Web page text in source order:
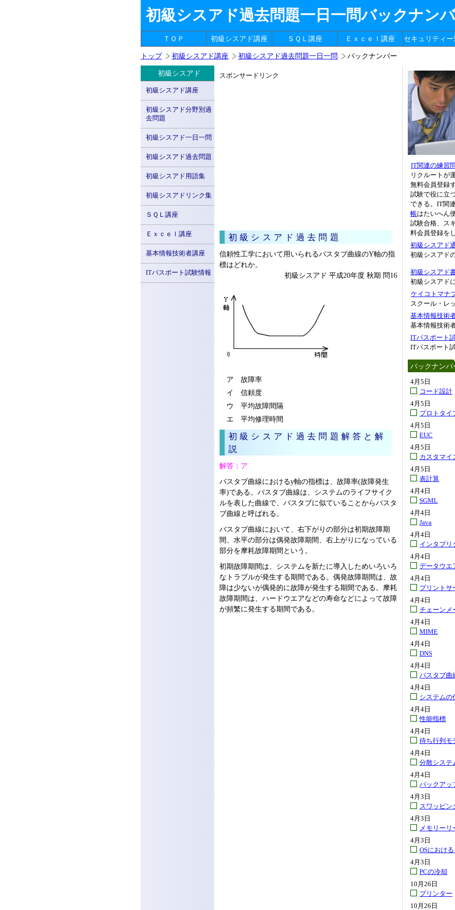
初級シスアド過去問題一日一問バックナン
ＴＯＰ 初級シスアド講座 ＳＱＬ講座 Ｅｘｃｅｌ講座 セキュリティ
トップ 初級シスアド講座 初級シスアド過去問題一日一問 バックナンバー
スポンサードリンク
初級シスアド過去問題
信頼性工学において用いられるバスタブ曲線のY軸の指
標はどれか。
初級シスアド 平成20年度 秋期 問16
ア 故障率
イ 信頼度
ウ 平均故障間隔
エ 平均修理時間
初級シスアド過去問題解答と解
説
解答：ア
バスタブ曲線におけるy軸の指標は、故障率(故障発生
率)である。バスタブ曲線は、システムのライフサイク
ルを表した曲線で、バスタブに似ていることからバスタ
ブ曲線と呼ばれる。
バスタブ曲線において、右下がりの部分は初期故障期
間、水平の部分は偶発故障期間、右上がりになっている
部分を摩耗故障期間という。
初期故障期間は、システムを新たに導入しためいろいろ
なトラブルが発生する期間である。偶発故障期間は、故
障は少ないが偶発的に故障が発生する期間である。摩耗
故障期間は、ハードウエアなどの寿命などによって故障
が頻繁に発生する期間である。
IT関連の練習
リクルートが
無料会員登録
試験で役に立
できる。IT関
帳はたいへん
試験合格、ス
料会員登録を
初級シスアド
初級シスアド
初級シスアド
初級シスアド
ケイコトマナ
スクール・レ
基本情報技術
基本情報技術
ITパスポート
ITパスポート
バックナンバ
4月5日
コード設計
4月5日
プロトタイ
4月5日
EUC
4月5日
カスタマイ
4月5日
表計算
4月4日
SGML
4月4日
Java
4月4日
インタプリ
4月4日
データウエ
4月4日
プリントサ
4月4日
チェーンメ
4月4日
MIME
4月4日
DNS
4月4日
バスタブ曲
4月4日
システムの
4月4日
性能指標
4月4日
待ち行列モ
4月4日
分散システ
4月4日
バックアッ
4月3日
スワッピン
4月3日
メモリーリ
4月3日
OSにおけ
4月3日
PCの冷却
10月26日
プリンター
10月26日
初級シスアド
初級シスアド講座
初級シスアド分野別過
去問題
初級シスアド一日一問
初級シスアド過去問題
初級シスアド用語集
初級シスアドリンク集
ＳＱＬ講座
Ｅｘｃｅｌ講座
基本情報技術者講座
ITパスポート試験情報